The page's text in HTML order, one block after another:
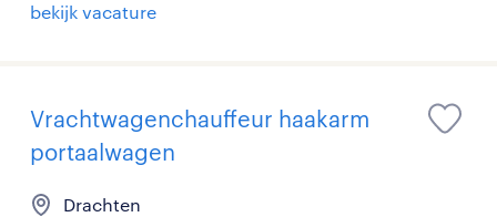
bekijk vacature
Vrachtwagenchauffeur haakarm
portaalwagen
Drachten